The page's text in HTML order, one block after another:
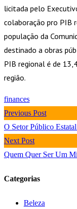
licitada pelo
colaboração pro PIB
população da
destinado a obras
PIB regional é de
região.
finances
Previous Post
O Setor Público
Next Post
Quem Quer Ser Um
Categorias
Beleza